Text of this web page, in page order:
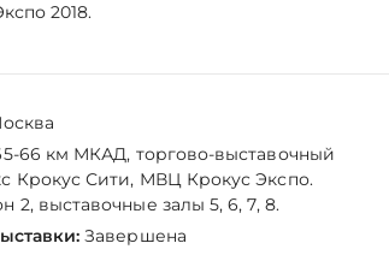
2018.
66 км МКАД, торгово-выставочный
Крокус Сити, МВЦ Крокус Экспо.
2, выставочные залы 5, 6, 7, 8.
Завершена